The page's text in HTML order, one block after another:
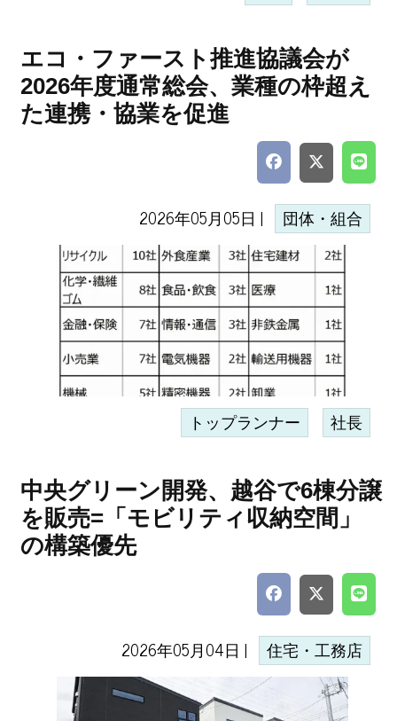
エコ・ファースト推進協議会が
2026年度通常総会、業種の枠超え
た連携・協業を促進
2026年05月05日 | 団体・組合
トップランナー 社長
中央グリーン開発、越谷で6棟分譲
を販売=「モビリティ収納空間」
の構築優先
2026年05月04日 | 住宅・工務店